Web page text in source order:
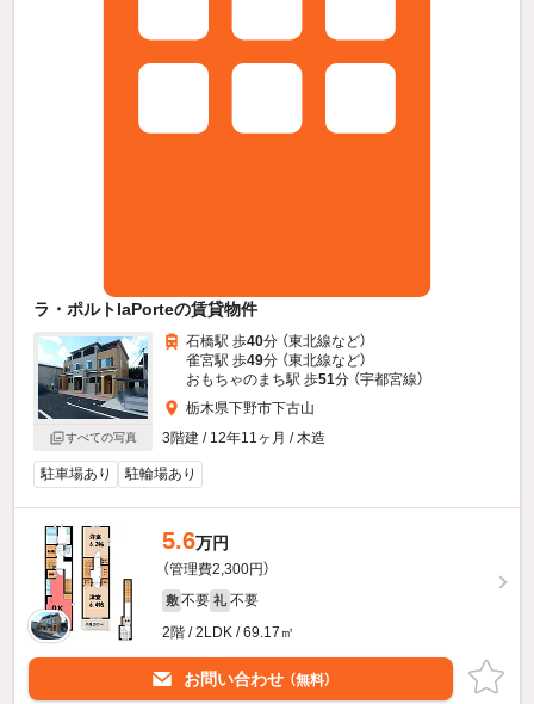
ラ・ポルトlaPorteの賃貸物件
すべての写真
石橋駅 歩40分 （東北線など）
雀宮駅 歩49分 （東北線など）
おもちゃのまち駅 歩51分 （宇都宮線）
栃木県下野市下古山
3階建 / 12年11ヶ月 / 木造
駐車場あり 駐輪場あり
5.6万円
（管理費2,300円）
敷 不要 礼 不要
2階 / 2LDK / 69.17㎡
お問い合わせ （無料）